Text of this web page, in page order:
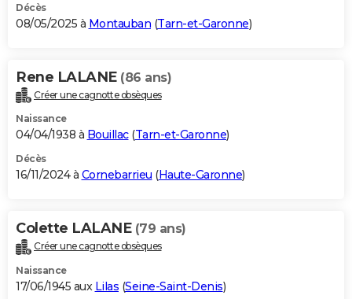
Décès
08/05/2025 à Montauban (Tarn-et-Garonne)
Rene LALANE (86 ans)
Créer une cagnotte obsèques
Naissance
04/04/1938 à Bouillac(Tarn-et-Garonne)
Décès
16/11/2024 à Cornebarrieu (Haute-Garonne)
Colette LALANE (79 ans)
Créer une cagnotte obsèques
Naissance
17/06/1945 aux Lilas (Seine-Saint-Denis)